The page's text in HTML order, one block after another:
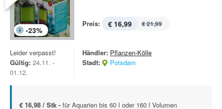
-23%
Preis: € 16,99 € 21,99
Leider verpasst!
Gültig: 24.11. -
01.12.
Händler: Pflanzen-Kölle
Stadt:
Potsdam
€ 16,98 / Stk - für Aquarien bis 60 l oder 160 l Volumen